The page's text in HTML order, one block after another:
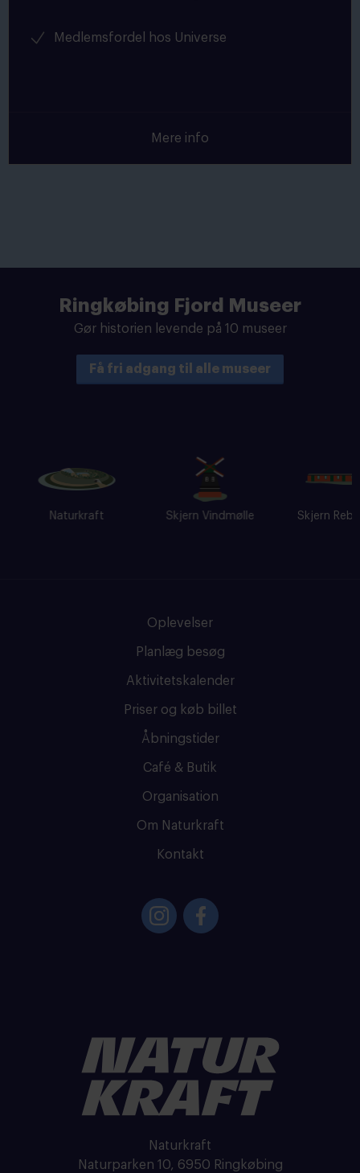
Medlemsfordel hos Universe
Mere info
Ringkøbing Fjord Museer
Gør historien levende på 10 museer
Få fri adgang til alle museer
Naturkraft Skjern Vindmølle Skjern
Oplevelser
Planlæg besøg
Aktivitetskalender
Priser og køb billet
Åbningstider
Café & Butik
Organisation
Om Naturkraft
Kontakt
Naturkraft
Naturparken 10, 6950 Ringkøbing